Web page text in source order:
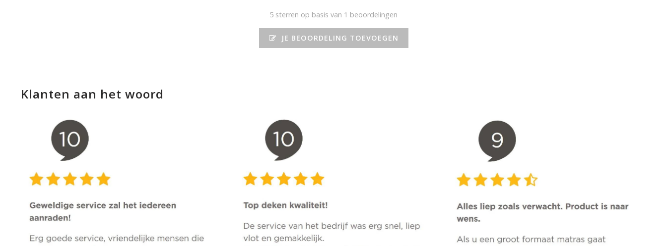
5 sterren op basis van 1 beoordelingen
JE BEOORDELING TOEVOEGEN
Klanten aan het woord